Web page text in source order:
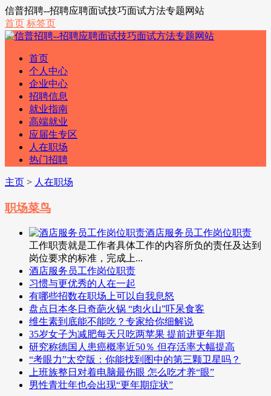
信普招聘--招聘应聘面试技巧面试方法专题网站
首页 标签页
首页
个人中心
企业中心
招聘信息
就业指南
高端就业
应届生专区
人在职场
热门招聘
主页 > 人在职场
职场菜鸟
酒店服务员工作岗位职责
工作职责就是工作者具体工作的内容所负的责任及达到
岗位要求的标准，完成上...
酒店服务员工作岗位职责
习惯与更优秀的人在一起
有哪些招数在职场上可以自我息怒
盘点日本冬日奇葩火锅 “肉火山”吓呆食客
维生素到底能不能吃？专家给你细解说
35岁女子为减肥每天只吃两苹果 提前进更年期
研究称德国人患癌概率近50％ 但存活率大幅提高
“考眼力”太空版：你能找到图中的第三颗卫星吗？
上班族整日对着电脑最伤眼 怎么吃才养“眼”
男性青壮年也会出现“更年期症状”